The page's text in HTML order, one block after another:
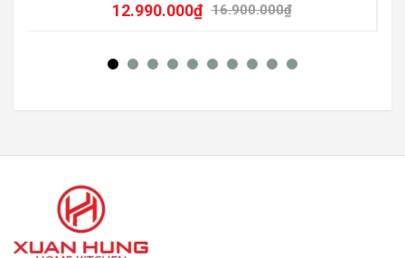
16.900.000₫
12.990.000₫